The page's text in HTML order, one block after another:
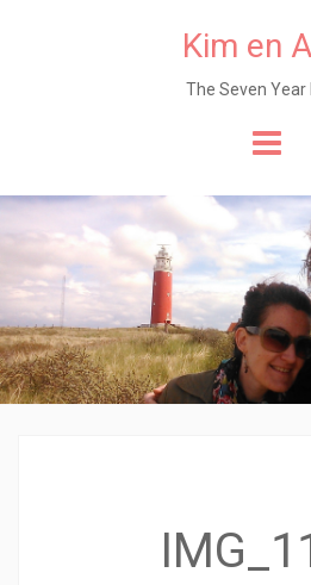
Kim en
The Seven Year